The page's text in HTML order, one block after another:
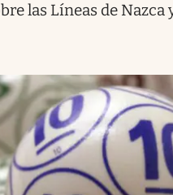
las Líneas de Nazca